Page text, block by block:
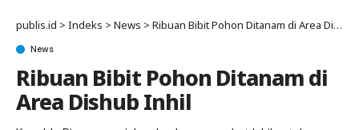
publis.id > Indeks > News > Ribuan Bibit Pohon Ditanam di Area Dishub Inhil
News
Ribuan Bibit Pohon Ditanam di
Area Dishub Inhil